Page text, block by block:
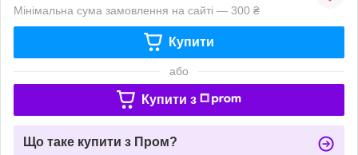
Мінімальна сума замовлення на сайті — 300 ₴
Купити
або
Купити з
Що таке купити з Пром?